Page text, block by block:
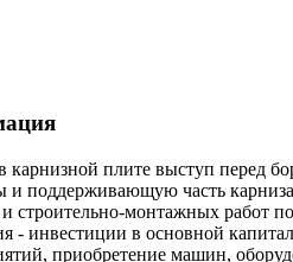
карнизной плите выступ перед
и поддерживающую часть
строительно-монтажных работ
- инвестиции в основной
приобретение машин,